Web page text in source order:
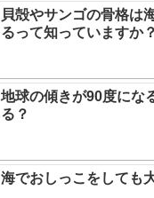
貝殻やサンゴの骨格は
るって知っていますか？
地球の傾きが90度にな
る？
海でおしっこをしても